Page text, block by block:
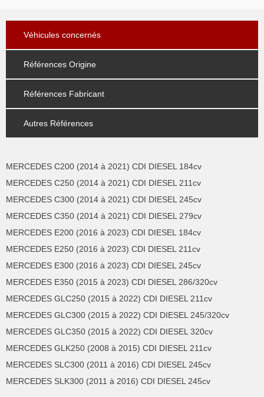
Véhicules concernés
Références Origine
Références Fabricant
Autres Références
MERCEDES C200 (2014 à 2021) CDI DIESEL 184cv
MERCEDES C250 (2014 à 2021) CDI DIESEL 211cv
MERCEDES C300 (2014 à 2021) CDI DIESEL 245cv
MERCEDES C350 (2014 à 2021) CDI DIESEL 279cv
MERCEDES E200 (2016 à 2023) CDI DIESEL 184cv
MERCEDES E250 (2016 à 2023) CDI DIESEL 211cv
MERCEDES E300 (2016 à 2023) CDI DIESEL 245cv
MERCEDES E350 (2015 à 2023) CDI DIESEL 286/320cv
MERCEDES GLC250 (2015 à 2022) CDI DIESEL 211cv
MERCEDES GLC300 (2015 à 2022) CDI DIESEL 245/320cv
MERCEDES GLC350 (2015 à 2022) CDI DIESEL 320cv
MERCEDES GLK250 (2008 à 2015) CDI DIESEL 211cv
MERCEDES SLC300 (2011 à 2016) CDI DIESEL 245cv
MERCEDES SLK300 (2011 à 2016) CDI DIESEL 245cv